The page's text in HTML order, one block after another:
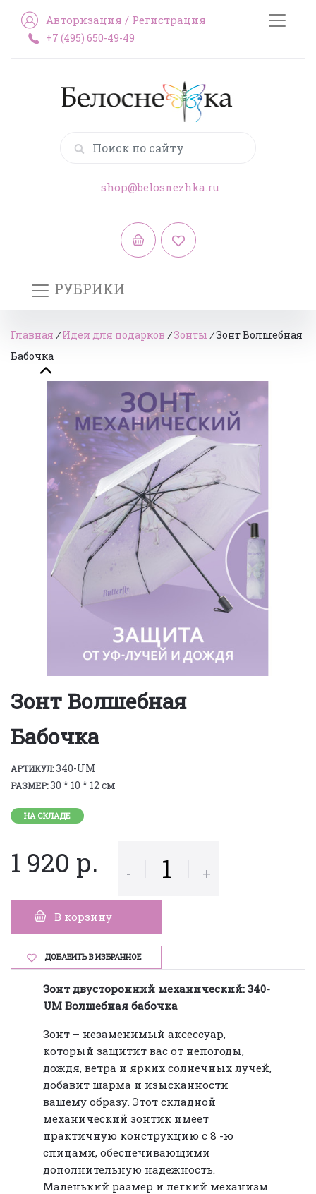
Авторизация / Регистрация
+7 (495) 650-49-49
shop@belosnezhka.ru
РУБРИКИ
Главная /Идеи для подарков /Зонты /Зонт Волшебная
Бабочка
Зонт Волшебная
Бабочка
АРТИКУЛ:340-UM
РАЗМЕР:30 * 10 * 12 см
НА СКЛАДЕ
1 920 р. - +
В корзину
ДОБАВИТЬ В ИЗБРАННОЕ
Зонт двусторонний механический: 340-
UM Волшебная бабочка
Зонт – незаменимый аксессуар,
который защитит вас от непогоды,
дождя, ветра и ярких солнечных лучей,
добавит шарма и изысканности
вашему образу. Этот складной
механический зонтик имеет
практичную конструкцию с 8 -ю
спицами, обеспечивающими
дополнительную надежность.
Маленький размер и легкий механизм